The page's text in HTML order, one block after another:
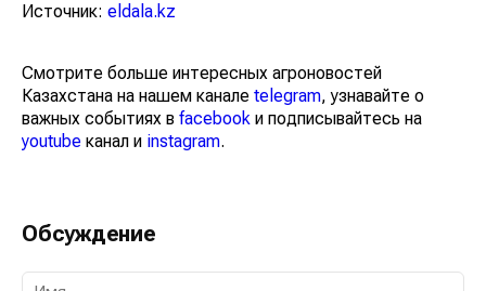
Источник: eldala.kz
Смотрите больше интересных агроновостей
Казахстана на нашем канале telegram, узнавайте о
важных событиях в facebook и подписывайтесь на
youtube канал и instagram.
Обсуждение